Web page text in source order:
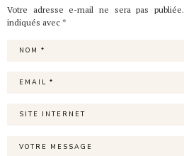
Votre adresse e-mail ne sera pas publiée.
indiqués avec *